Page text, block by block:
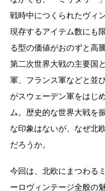
戦時中につくられたヴィ
現存するアイテム数にも
る型の価値がおのずと高
第二次世界大戦の主要国
軍、フランス軍などと並
がスウェーデン軍をはじ
ム。歴史的な世界大戦を
な印象はないが、なぜ北
だろうか。
今回は、北欧にまつわる
ーロヴィンテージ全般の